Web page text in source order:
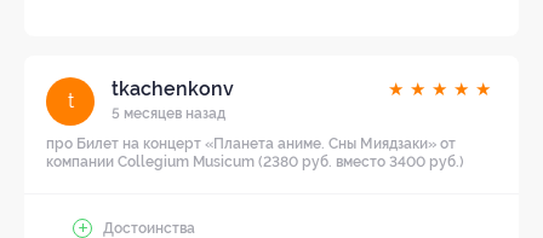
t
tkachenkonv
5 месяцев назад
★ ★ ★ ★ ★
про Билет на концерт «Планета аниме. Сны Миядзаки» от
компании Collegium Musicum (2380 руб. вместо 3400 руб.)
Достоинства